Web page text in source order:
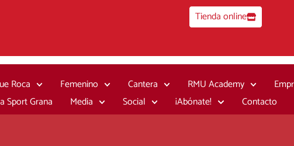
Tienda online
Roca Femenino Cantera RMU Academy
Sport Grana
Media Social ¡Abónate! Contacto